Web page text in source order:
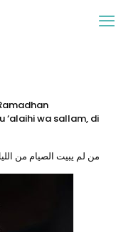
wa sallam, di
من لم يبيت الصيام من